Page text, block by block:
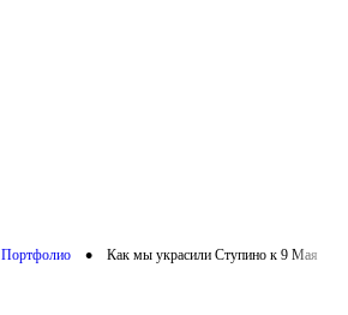
Портфолио • Как мы украсили Ступино к 9 Мая